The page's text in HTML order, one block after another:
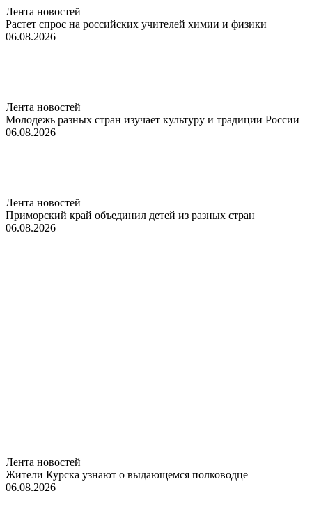
Лента новостей
Растет спрос на российских учителей химии и физики
06.08.2026
Лента новостей
Молодежь разных стран изучает культуру и традиции России
06.08.2026
Лента новостей
Приморский край объединил детей из разных стран
06.08.2026
Лента новостей
Жители Курска узнают о выдающемся полководце
06.08.2026